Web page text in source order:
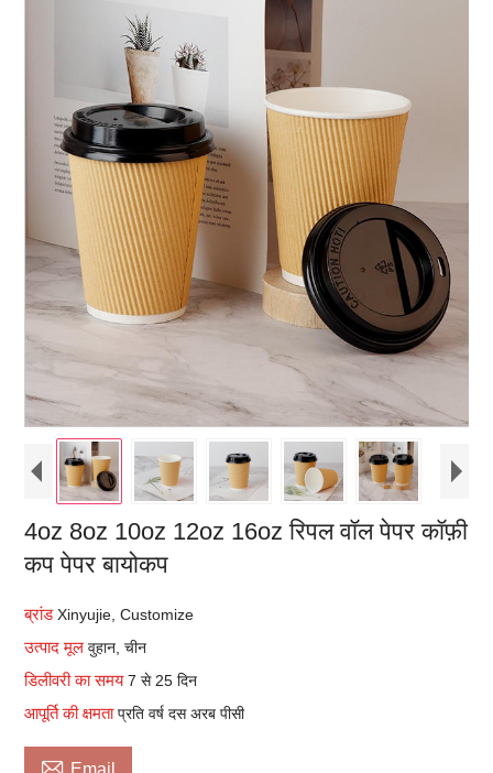
4oz 8oz 10oz 12oz 16oz रिपल वॉल पेपर कॉफ़ी
कप पेपर बायोकप
ब्रांडXinyujie, Customize
उत्पाद मूलवुहान, चीन
डिलीवरी का समय7 से 25 दिन
आपूर्ति की क्षमताप्रति वर्ष दस अरब पीसी
 Email